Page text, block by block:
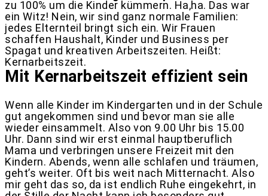
zu 100% um die Kinder kümmern. Ha,ha. Das war
ein Witz! Nein, wir sind ganz normale Familien:
jedes Elternteil bringt sich ein. Wir Frauen
schaffen Haushalt, Kinder und Business per
Spagat und kreativen Arbeitszeiten. Heißt:
Kernarbeitszeit.
Mit Kernarbeitszeit effizient sein
Wenn alle Kinder im Kindergarten und in der Schule
gut angekommen sind und bevor man sie alle
wieder einsammelt. Also von 9.00 Uhr bis 15.00
Uhr. Dann sind wir erst einmal hauptberuflich
Mama und verbringen unsere Freizeit mit den
Kindern. Abends, wenn alle schlafen und träumen,
geht’s weiter. Oft bis weit nach Mitternacht. Also
mir geht das so, da ist endlich Ruhe eingekehrt, in